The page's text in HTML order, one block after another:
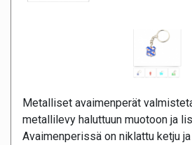
Metalliset avaimenperät
metallilevy haluttuun muotoon ja
Avaimenperissä on niklattu ketju